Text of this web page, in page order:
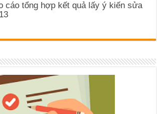
cáo tổng hợp kết quả lấy ý kiến sửa